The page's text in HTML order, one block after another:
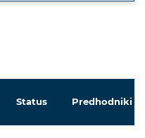
Status Predhodniki